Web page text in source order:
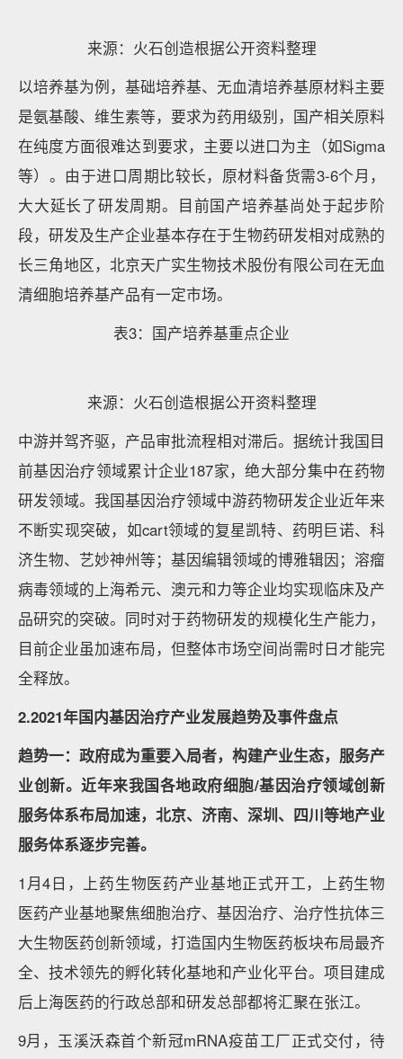
来源：火石创造根据公开资料整理
以培养基为例，基础培养基、无血清培养基原材料主要
是氨基酸、维生素等，要求为药用级别，国产相关原料
在纯度方面很难达到要求，主要以进口为主（如Sigma
等）。由于进口周期比较长，原材料备货需3-6个月，
大大延长了研发周期。目前国产培养基尚处于起步阶
段，研发及生产企业基本存在于生物药研发相对成熟的
长三角地区，北京天广实生物技术股份有限公司在无血
清细胞培养基产品有一定市场。
表3：国产培养基重点企业
来源：火石创造根据公开资料整理
中游并驾齐驱，产品审批流程相对滞后。据统计我国目
前基因治疗领域累计企业187家，绝大部分集中在药物
研发领域。我国基因治疗领域中游药物研发企业近年来
不断实现突破，如cart领域的复星凯特、药明巨诺、科
济生物、艺妙神州等；基因编辑领域的博雅辑因；溶瘤
病毒领域的上海希元、澳元和力等企业均实现临床及产
品研究的突破。同时对于药物研发的规模化生产能力，
目前企业虽加速布局，但整体市场空间尚需时日才能完
全释放。
2.2021年国内基因治疗产业发展趋势及事件盘点
趋势一：政府成为重要入局者，构建产业生态，服务产
业创新。近年来我国各地政府细胞/基因治疗领域创新
服务体系布局加速，北京、济南、深圳、四川等地产业
服务体系逐步完善。
1月4日，上药生物医药产业基地正式开工，上药生物
医药产业基地聚焦细胞治疗、基因治疗、治疗性抗体三
大生物医药创新领域，打造国内生物医药板块布局最齐
全、技术领先的孵化转化基地和产业化平台。项目建成
后上海医药的行政总部和研发总部都将汇聚在张江。
9月，玉溪沃森首个新冠mRNA疫苗工厂正式交付，待